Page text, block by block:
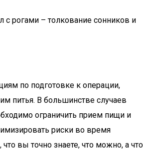
с рогами – толкование сонников и
по подготовке к операции,
питья. В большинстве случаев
ограничить прием пищи и
риски во время
что вы точно знаете, что можно, а что